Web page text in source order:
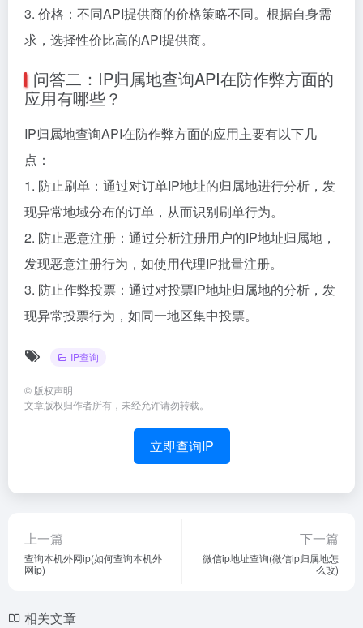
3. 价格：不同API提供商的价格策略不同。根据自身需
求，选择性价比高的API提供商。
问答二：IP归属地查询API在防作弊方面的
应用有哪些？
IP归属地查询API在防作弊方面的应用主要有以下几
点：
1. 防止刷单：通过对订单IP地址的归属地进行分析，发
现异常地域分布的订单，从而识别刷单行为。
2. 防止恶意注册：通过分析注册用户的IP地址归属地，
发现恶意注册行为，如使用代理IP批量注册。
3. 防止作弊投票：通过对投票IP地址归属地的分析，发
现异常投票行为，如同一地区集中投票。
IP查询
© 版权声明
文章版权归作者所有，未经允许请勿转载。
立即查询IP
上一篇
查询本机外网ip(如何查询本机外
网ip)
下一篇
微信ip地址查询(微信ip归属地怎
么改)
相关文章